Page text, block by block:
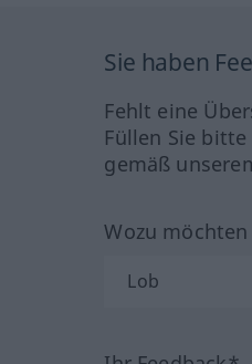
Sie haben
Fehlt eine
Füllen Sie
gemäß
Wozu